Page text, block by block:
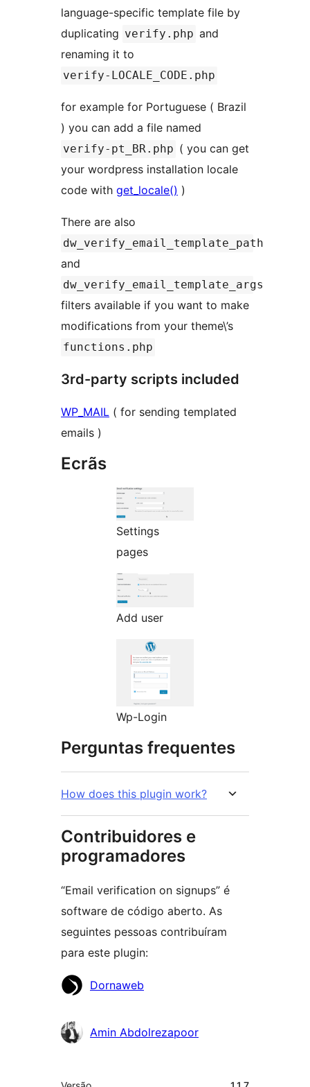
language-specific template file by
duplicating verify.php and
renaming it to
verify-LOCALE_CODE.php
for example for Portuguese ( Brazil
) you can add a file named
verify-pt_BR.php ( you can get
your wordpress installation locale
code with get_locale() )
There are also
dw_verify_email_template_path
and
dw_verify_email_template_args
filters available if you want to make
modifications from your theme\’s
functions.php
3rd-party scripts included
WP_MAIL ( for sending templated
emails )
Ecrãs
Settings
pages
Add user
Wp-Login
Perguntas frequentes
How does this plugin work?
Contribuidores e
programadores
“Email verification on signups” é
software de código aberto. As
seguintes pessoas contribuíram
para este plugin:
Contribuidores
Dornaweb
Amin Abdolrezapoor
Metadados